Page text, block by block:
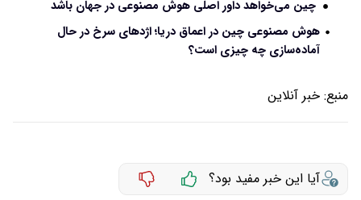
چین می‌خواهد داور اصلی هوش مصنوعی در جهان باشد
هوش مصنوعی چین در اعماق دریا؛ اژدهای سرخ در حال
آماده‌سازی چه چیزی است؟
منبع: خبر آنلاین
آیا این خبر مفید بود؟